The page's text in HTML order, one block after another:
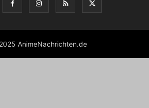
AnimeNachrichten.de